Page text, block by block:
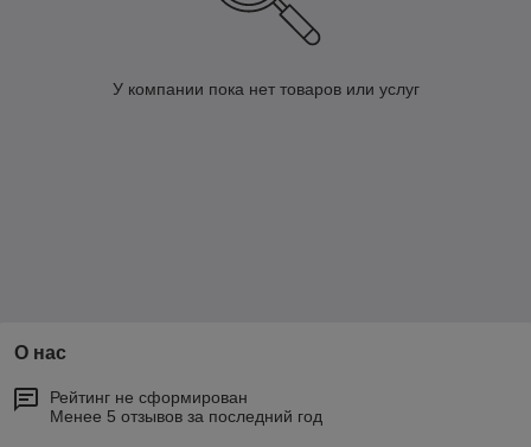
У компании пока нет товаров или услуг
О нас
Рейтинг не сформирован
Менее 5 отзывов за последний год